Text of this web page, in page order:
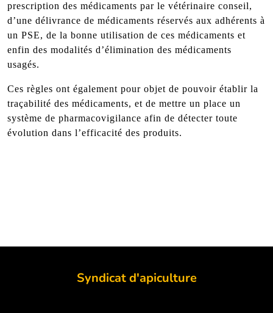
prescription des médicaments par le vétérinaire conseil,
d’une délivrance de médicaments réservés aux adhérents à
un PSE, de la bonne utilisation de ces médicaments et
enfin des modalités d’élimination des médicaments
usagés.
Ces règles ont également pour objet de pouvoir établir la
traçabilité des médicaments, et de mettre un place un
système de pharmacovigilance afin de détecter toute
évolution dans l’efficacité des produits.
Syndicat d'apiculture